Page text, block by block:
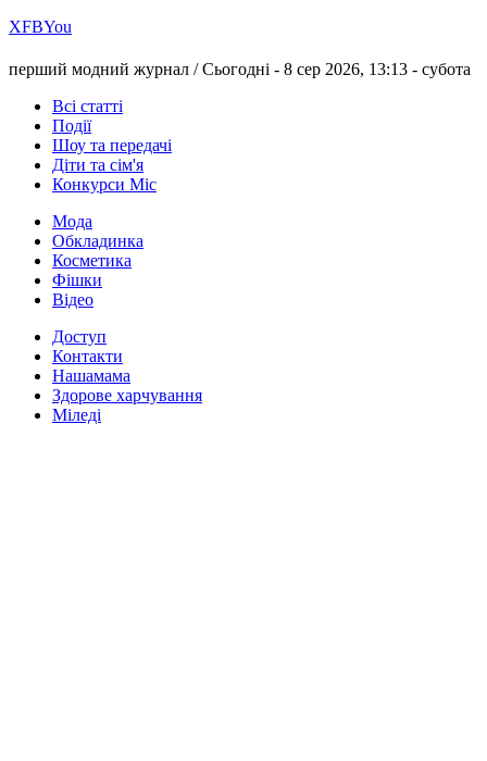
ХFBYou
перший модний журнал /Сьогодні - 8 сер 2026, 13:13 - субота
Всі статті
Події
Шоу та передачі
Діти та сім'я
Конкурси Міс
Мода
Обкладинка
Косметика
Фішки
Відео
Доступ
Контакти
Нашамама
Здорове харчування
Міледі